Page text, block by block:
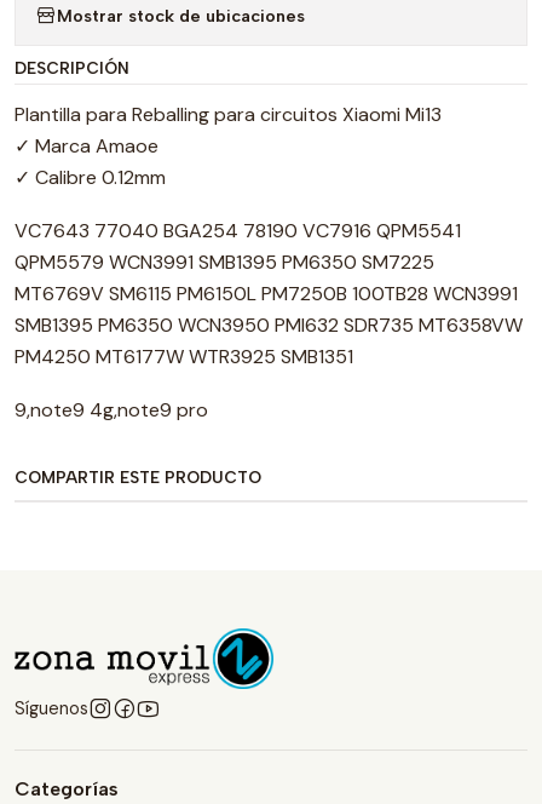
Mostrar stock de ubicaciones
DESCRIPCIÓN
Plantilla para Reballing para circuitos Xiaomi Mi13
✓ Marca Amaoe
✓ Calibre 0.12mm
VC7643 77040 BGA254 78190 VC7916 QPM5541
QPM5579 WCN3991 SMB1395 PM6350 SM7225
MT6769V SM6115 PM6150L PM7250B 100TB28 WCN3991
SMB1395 PM6350 WCN3950 PMI632 SDR735 MT6358VW
PM4250 MT6177W WTR3925 SMB1351
9,note9 4g,note9 pro
COMPARTIR ESTE PRODUCTO
Síguenos
Categorías